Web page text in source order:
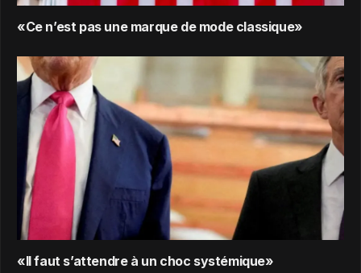
«Ce n’est pas une marque de mode classique»
«Il faut s’attendre à un choc systémique»